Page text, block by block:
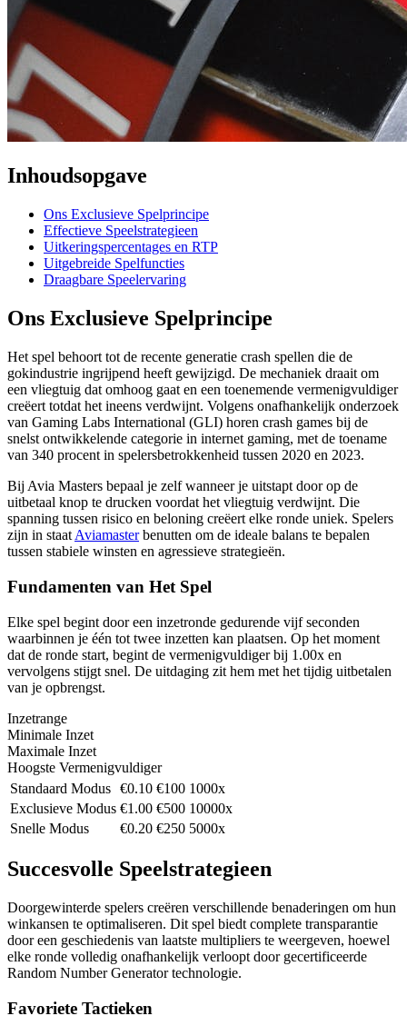
Inhoudsopgave
Ons Exclusieve Spelprincipe
Effectieve Speelstrategieen
Uitkeringspercentages en RTP
Uitgebreide Spelfuncties
Draagbare Speelervaring
Ons Exclusieve Spelprincipe
Het spel behoort tot de recente generatie crash spellen die de
gokindustrie ingrijpend heeft gewijzigd. De mechaniek draait om
een vliegtuig dat omhoog gaat en een toenemende vermenigvuldiger
creëert totdat het ineens verdwijnt. Volgens onafhankelijk onderzoek
van Gaming Labs International (GLI) horen crash games bij de
snelst ontwikkelende categorie in internet gaming, met de toename
van 340 procent in spelersbetrokkenheid tussen 2020 en 2023.
Bij Avia Masters bepaal je zelf wanneer je uitstapt door op de
uitbetaal knop te drucken voordat het vliegtuig verdwijnt. Die
spanning tussen risico en beloning creëert elke ronde uniek. Spelers
zijn in staat Aviamasterbenutten om de ideale balans te bepalen
tussen stabiele winsten en agressieve strategieën.
Fundamenten van Het Spel
Elke spel begint door een inzetronde gedurende vijf seconden
waarbinnen je één tot twee inzetten kan plaatsen. Op het moment
dat de ronde start, begint de vermenigvuldiger bij 1.00x en
vervolgens stijgt snel. De uitdaging zit hem met het tijdig uitbetalen
van je opbrengst.
Inzetrange
Minimale Inzet
Maximale Inzet
Hoogste Vermenigvuldiger
Standaard Modus €0.10 €100 1000x
Exclusieve Modus €1.00 €500 10000x
Snelle Modus
€0.20 €250 5000x
Succesvolle Speelstrategieen
Doorgewinterde spelers creëren verschillende benaderingen om hun
winkansen te optimaliseren. Dit spel biedt complete transparantie
door een geschiedenis van laatste multipliers te weergeven, hoewel
elke ronde volledig onafhankelijk verloopt door gecertificeerde
Random Number Generator technologie.
Favoriete Tactieken